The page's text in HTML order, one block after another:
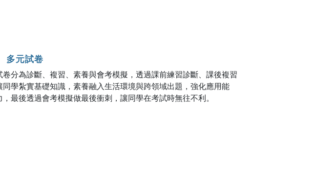
多元試卷
卷分為診斷、複習、素養與會考模擬，透過課前練習診斷、課後複習
同學紮實基礎知識，素養融入生活環境與跨領域出題，強化應用能
，最後透過會考模擬做最後衝刺，讓同學在考試時無往不利。